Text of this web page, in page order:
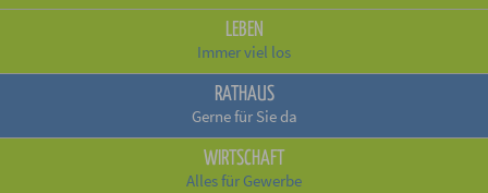
LEBEN
Immer viel los
RATHAUS
Gerne für Sie da
WIRTSCHAFT
Alles für Gewerbe